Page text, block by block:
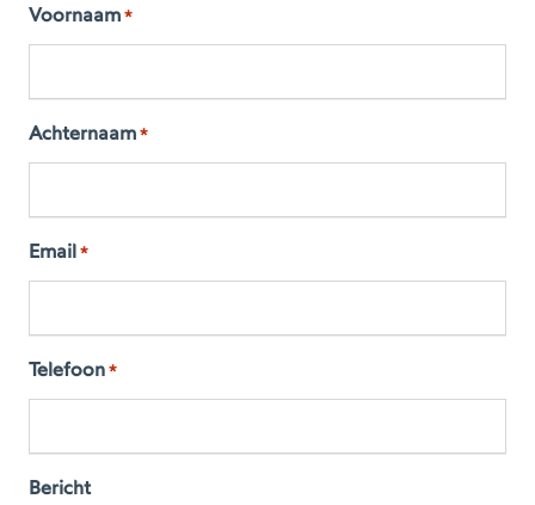
Voornaam *
Achternaam *
Email *
Telefoon *
Bericht